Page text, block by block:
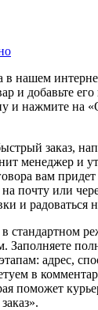
в нашем
и добавьте его
и нажмите на
заказ,
менеджер и
вам
почту или
и радоваться
стандартном
Заполняете
адрес,
в
поможет